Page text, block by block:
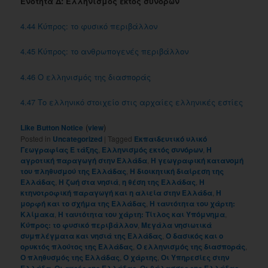
4.44 Κύπρος: το φυσικό περιβάλλον
4.45 Κύπρος: το ανθρωπογενές περιβάλλον
4.46 Ο ελληνισμός της διασποράς
4.47 Το ελληνικό στοιχείο στις αρχαίες ελληνικές εστίες
Like Button Notice (view)
Posted in Uncategorized | Tagged Εκπαιδευτικό υλικό
Γεωγραφίας Ε τάξης Ελληνισμός εκτός συνόρων Η
αγροτική παραγωγή στην Ελλάδα Η γεωγραφική κατανομή
του πληθυσμού της Ελλάδας Η διοικητική διαίρεση της
Ελλάδας Η ζωή στα νησιά η θέση της Ελλάδας Η
κτηνοτροφική παραγωγή και η αλιεία στην Ελλάδα Η
μορφή και το σχήμα της Ελλάδας Η ταυτότητα του χάρτη:
Κλίμακα Η ταυτότητα του χάρτη: Τίτλος και Yπόμνημα
Κύπρος: το φυσικό περιβάλλον Μεγάλα νησιωτικά
συμπλέγματα και νησιά της Ελλάδας ,Ο δασικός και ο
ορυκτός πλούτος της Ελλάδας ,Ο ελληνισμός της διασποράς
Ο πληθυσμός της Ελλάδας ,Ο χάρτης ,Οι Yπηρεσίες στην